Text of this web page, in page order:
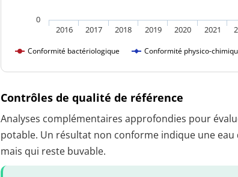
Conformité bactériologique Conformité physico-
2016 2017 2018 2019 2020 2021
0
Contrôles de qualité de référence
Analyses complémentaires approfondies pour
potable. Un résultat non conforme indique une
mais qui reste buvable.